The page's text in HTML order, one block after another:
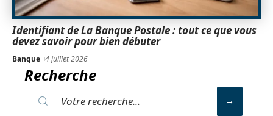
Identifiant de La Banque Postale : tout ce que vous
devez savoir pour bien débuter
Banque 4 juillet 2026
Recherche